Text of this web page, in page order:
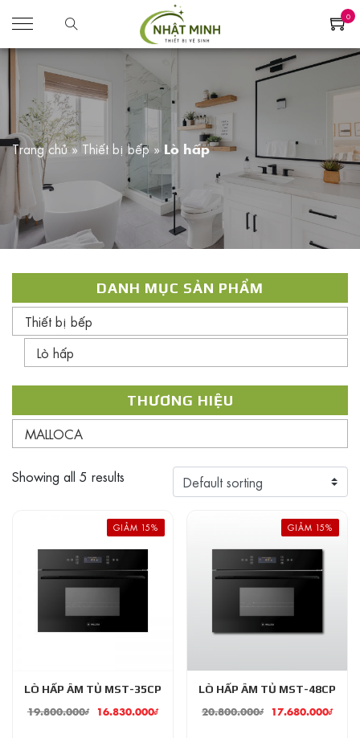
0
Trang chủ» Thiết bị bếp»Lò hấp
DANH MỤC SẢN PHẨM
Thiết bị bếp
Lò hấp
THƯƠNG HIỆU
MALLOCA
Showing all 5 results
GIẢM 15%
LÒ HẤP ÂM TỦ MST-35CP
19.800.000₫ 16.830.000₫
GIẢM 15%
LÒ HẤP ÂM TỦ MST-48CP
20.800.000₫ 17.680.000₫